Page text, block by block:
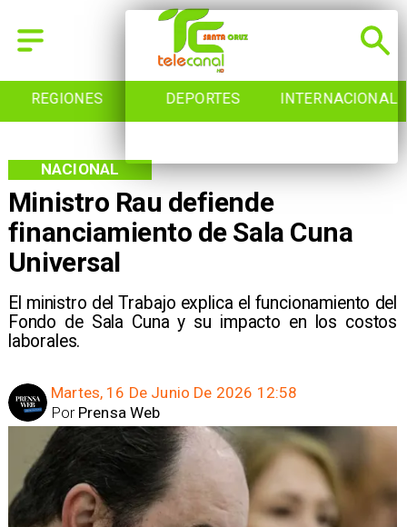
REGIONES DEPORTES INTERNACIONAL
Ministro Rau defiende
financiamiento de Sala Cuna
Universal
El ministro del Trabajo explica el funcionamiento del
Fondo de Sala Cuna y su impacto en los costos
laborales.
NACIONAL
Martes, 16 De Junio De 2026 12:58
Prensa Web
Por